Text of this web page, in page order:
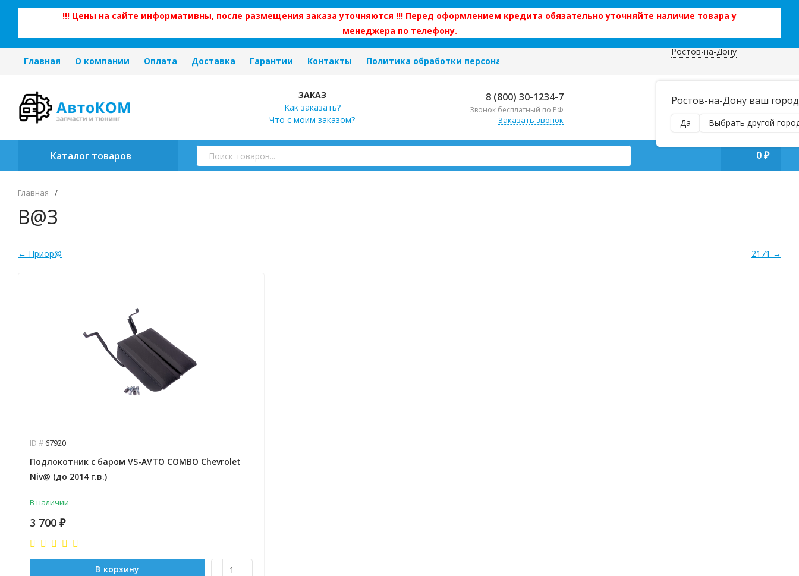
!!! Цены на сайте информативны, после размещения заказа уточняются !!! Перед оформлением кредита обязательно уточняйте наличие товара у
менеджера по телефону.
Главная О компании Оплата Доставка Гарантии Контакты Политика обработки персональных данных
Ростов-на-Дону
Ростов-на-Дону ваш
Да Выбрать другой
ЗАКАЗ
Как заказать?
Что с моим заказом?
8 (800) 30-1234-7
Звонок бесплатный по РФ
Заказать звонок
наложенным платежом!
manager@regiontehsnab.ru
Каталог товаров 0 ₽
Главная /
В@З
2171 →
← Приор@
ID # 67920
Подлокотник с баром VS-AVTO COMBO Chevrolet
Niv@ (до 2014 г.в.)
В наличии
3 700 ₽
В корзину